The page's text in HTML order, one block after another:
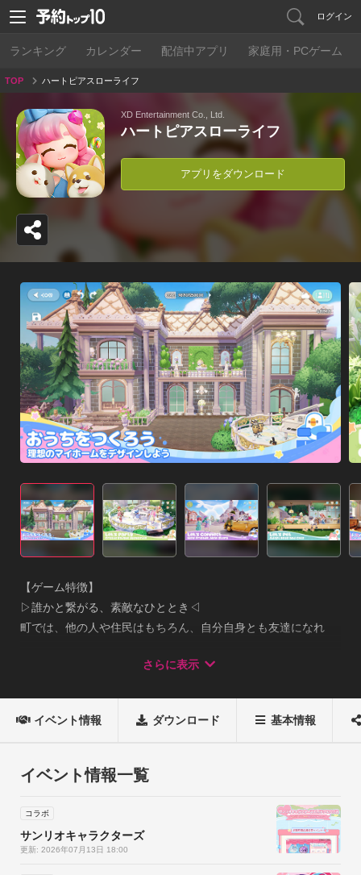
ログイン
ランキング カレンダー 配信中アプリ 家庭用・PCゲーム
TOP ハートピアスローライフ
XD Entertainment Co., Ltd.
ハートピアスローライフ
アプリをダウンロード
【ゲーム特徴】
▷誰かと繋がる、素敵なひととき◁
町では、他の人や住民はもちろん、自分自身とも友達になれ
たにとって心ときめく素敵な出会いがありますように。
釣り、料理、猫との暮らし、ガーデニング、虫捕り、バードウ
をすべき」という決まりもありません。 縛られたり、ルールに
▷思いのままに、理想の「おうち」を造ろう◁
草花一本、レンガ一つまで、すべてが思いのままに創造できま
さらに表示
イベント情報 ダウンロード 基本情報
イベント情報一覧
コラボ
サンリオキャラクターズ
更新: 2026年07月13日 18:00